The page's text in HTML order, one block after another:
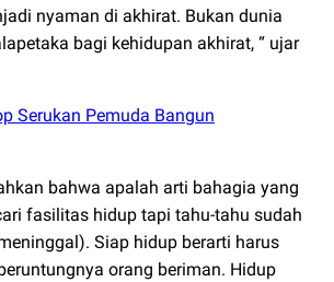
nyaman di akhirat. Bukan dunia
bagi kehidupan akhirat, “ ujar
Serukan Pemuda Bangun
bahwa apalah arti bahagia yang
fasilitas hidup tapi tahu-tahu sudah
Siap hidup berarti harus
orang beriman. Hidup